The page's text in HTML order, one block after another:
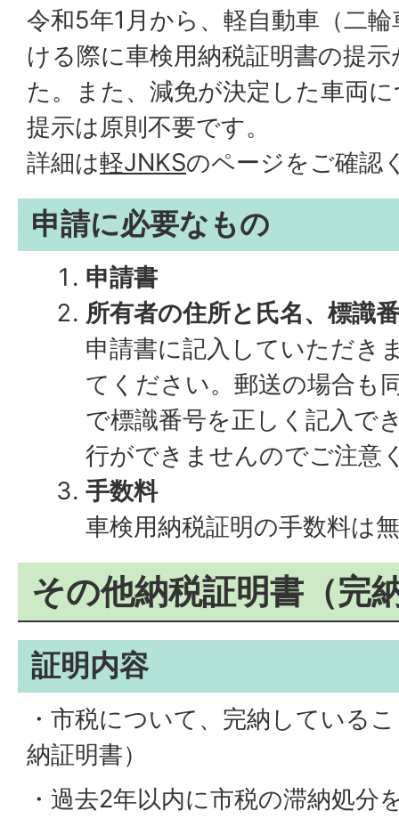
令和5年1月から、軽自動車（二
ける際に車検用納税証明書の提
た。また、減免が決定した車両
提示は原則不要です。
詳細は軽JNKSのページをご確認
申請に必要なもの
申請書
所有者の住所と氏名、標識
申請書に記入していただき
てください。郵送の場合も
で標識番号を正しく記入で
行ができませんのでご注意
手数料
車検用納税証明の手数料は
その他納税証明書（完
証明内容
・市税について、完納している
納証明書）
・過去2年以内に市税の滞納処分